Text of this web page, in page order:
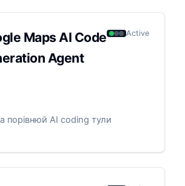
Maps AI Code
Agent
Active
порівнюй AI coding тули